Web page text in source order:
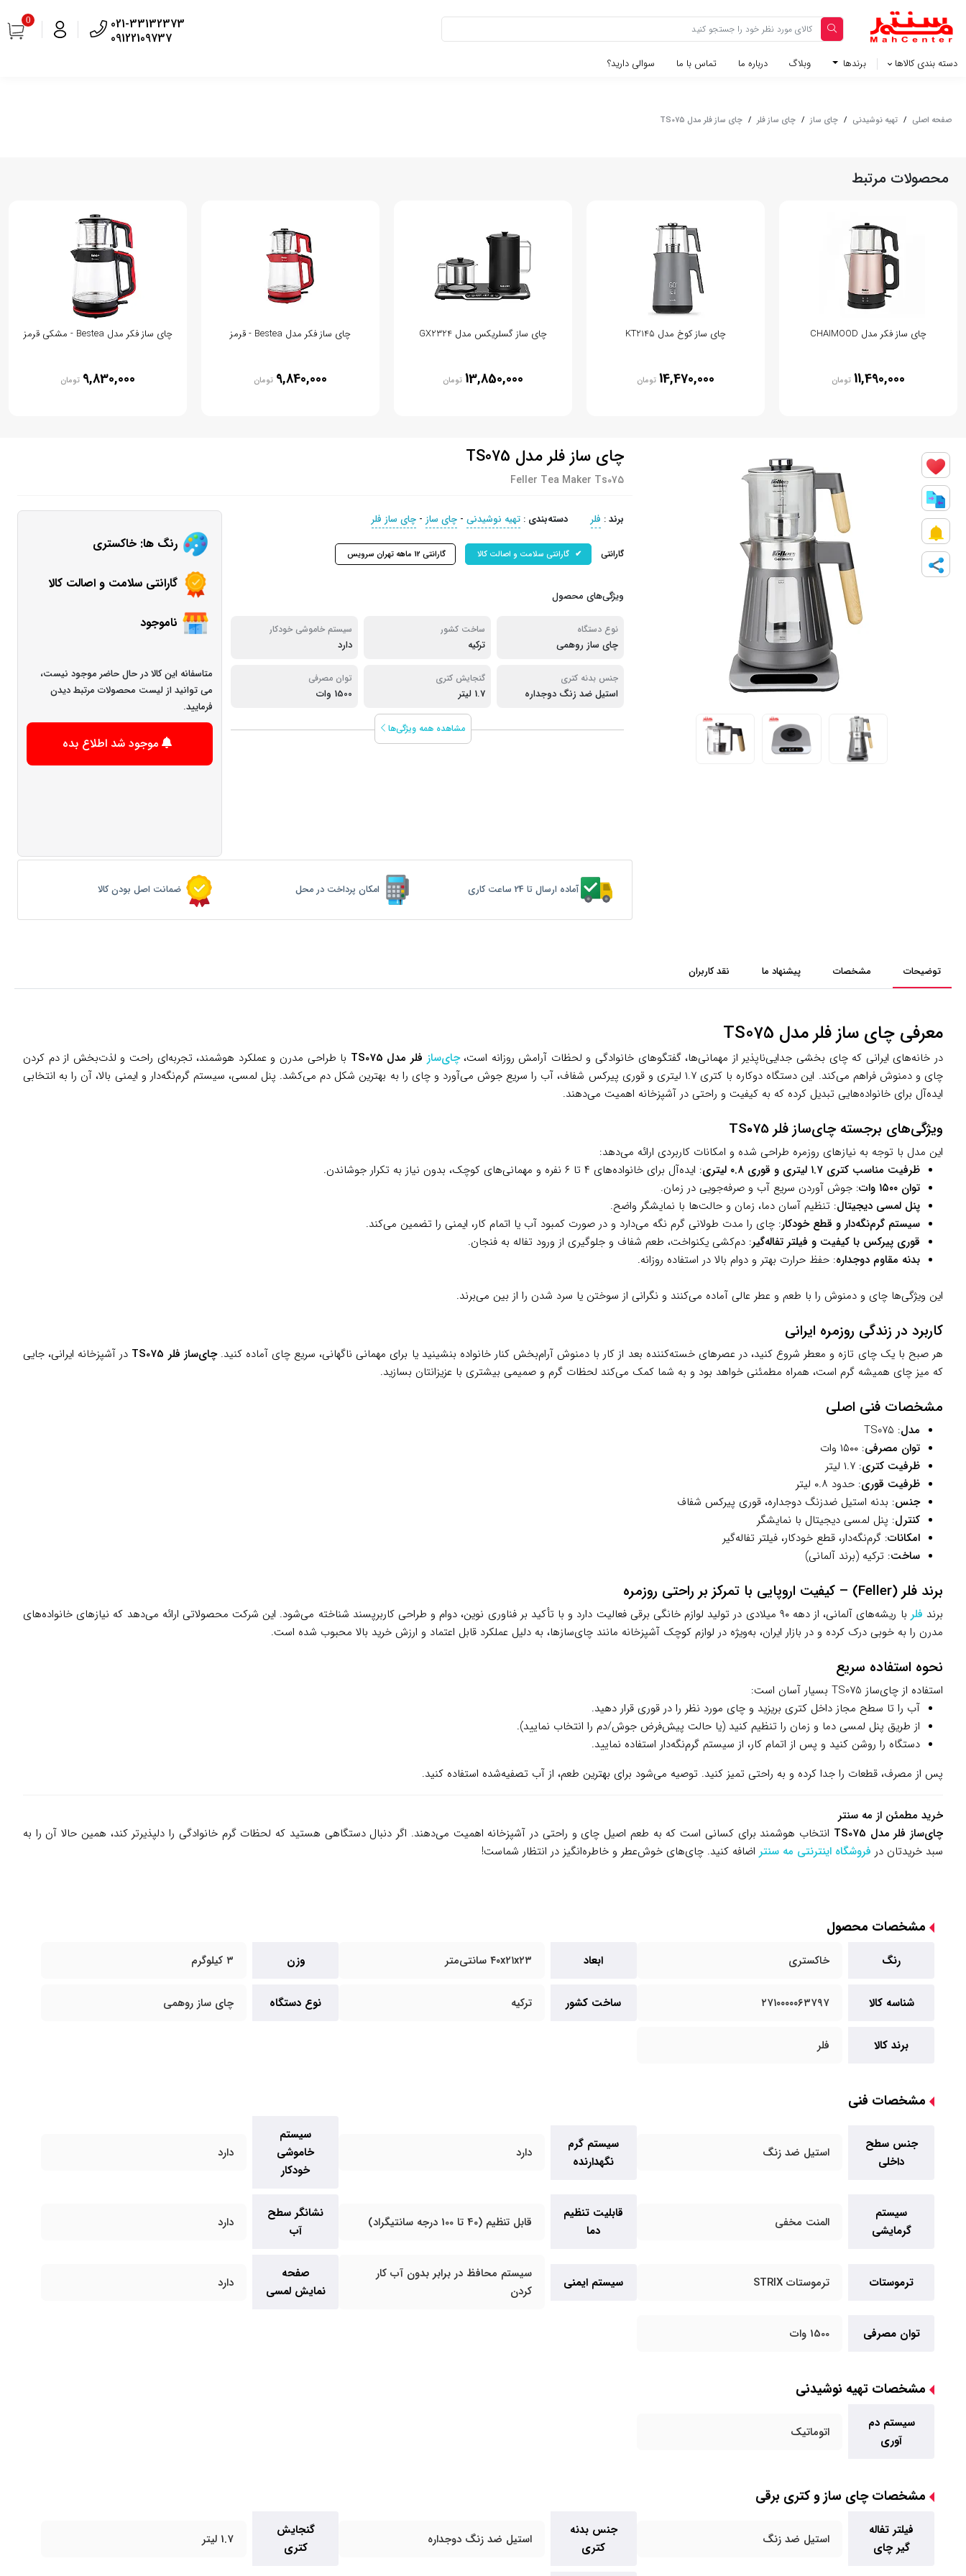
021-33132373
09122109737
0
دسته بندی کالاها برندها وبلاگ‌ درباره ما تماس با ما سوالی دارید؟
صفحه اصلی / تهیه نوشیدنی / چای ساز / چای ساز فلر / چای ساز فلر مدل TS075
محصولات مرتبط
چای ساز فکر مدل CHAIMOOD
11,490,000 تومان
چای ساز کوخ مدل KT2145
14,470,000 تومان
چای ساز گسلریکس مدل GX2324
13,850,000 تومان
چای ساز فکر مدل Bestea - قرمز
9,840,000 تومان
چای ساز فکر مدل Bestea - مشکی قرمز
9,830,000 تومان
چای ساز فلر مدل TS075
Feller Tea Maker Ts075
برند: فلر دسته‌بندی : تهیه نوشیدنی - چای ساز - چای ساز فلر
گارانتی گارانتی سلامت و اصالت کالا گارانتی 12 ماهه تهران سرویس
ویژگی‌های محصول
نوع دستگاه
چای ساز روهمی
ساخت کشور
ترکیه
سیستم خاموشی خودکار
دارد
جنس بدنه کتری
استیل ضد زنگ دوجداره
گنجایش کتری
1.7 لیتر
توان مصرفی
1500 وات
مشاهده همه ویژگی‌ها
رنگ ها: خاکستری
گارانتی سلامت و اصالت کالا
ناموجود
متاسفانه این کالا در حال حاضر موجود نیست،
می توانید از لیست محصولات مرتبط دیدن
فرمایید.
موجود شد اطلاع بده
آماده ارسال تا 24 ساعت کاری امکان پرداخت در محل ضمانت اصل بودن کالا
توضیحات مشخصات پیشنهاد ما نقد کاربران
معرفی چای ساز فلر مدل TS075
در خانه‌های ایرانی که چای بخشی جدایی‌ناپذیر از مهمانی‌ها، گفتگوهای خانوادگی و لحظات آرامش روزانه است،چای‌ساز فلر مدل TS075
با طراحی مدرن و عملکرد هوشمند، تجربه‌ای راحت و لذت‌بخش از دم کردن
چای و دمنوش فراهم می‌کند. این دستگاه دوکاره با کتری ۱.۷ لیتری و قوری پیرکس شفاف، آب را سریع جوش می‌آورد و چای را به بهترین شکل دم می‌کشد. پنل لمسی، سیستم گرم‌نگه‌دار و ایمنی بالا، آن را به انتخابی
ایده‌آل برای خانواده‌هایی تبدیل کرده که به کیفیت و راحتی در آشپزخانه اهمیت می‌دهند.
ویژگی‌های برجسته چای‌ساز فلر TS075
این مدل با توجه به نیازهای روزمره طراحی شده و امکانات کاربردی ارائه می‌دهد:
ظرفیت مناسب کتری ۱.۷ لیتری و قوری ۰.۸ لیتری
: ایده‌آل برای خانواده‌های ۴ تا ۶ نفره و مهمانی‌های کوچک، بدون نیاز به تکرار جوشاندن.
توان ۱۵۰۰ وات
: جوش آوردن سریع آب و صرفه‌جویی در زمان.
پنل لمسی دیجیتال: تنظیم آسان دما، زمان و حالت‌ها با نمایشگر واضح.
سیستم گرم‌نگه‌دار و قطع خودکار: چای را مدت طولانی گرم نگه می‌دارد و در صورت کمبود آب یا اتمام کار، ایمنی را تضمین می‌کند.
قوری پیرکس با کیفیت و فیلتر تفاله‌گیر: دم‌کشی یکنواخت، طعم شفاف و جلوگیری از ورود تفاله به فنجان.
بدنه مقاوم دوجداره: حفظ حرارت بهتر و دوام بالا در استفاده روزانه.
این ویژگی‌ها چای و دمنوش را با طعم و عطر عالی آماده می‌کنند و نگرانی از سوختن یا سرد شدن را از بین می‌برند.
کاربرد در زندگی روزمره ایرانی
هر صبح با یک چای تازه و معطر شروع کنید، در عصرهای خسته‌کننده بعد از کار با دمنوش آرام‌بخش کنار خانواده بنشینید یا برای مهمانی ناگهانی، سریع چای آماده کنید.چای‌ساز فلر TS075
در آشپزخانه ایرانی، جایی
که میز چای همیشه گرم است، همراه مطمئنی خواهد بود و به شما کمک می‌کند لحظات گرم و صمیمی بیشتری با عزیزانتان بسازید.
مشخصات فنی اصلی
مدل: TS075
توان مصرفی: ۱۵۰۰ وات
ظرفیت کتری: ۱.۷ لیتر
ظرفیت قوری: حدود ۰.۸ لیتر
جنس: بدنه استیل ضدزنگ دوجداره، قوری پیرکس شفاف
کنترل: پنل لمسی دیجیتال با نمایشگر
امکانات: گرم‌نگه‌دار، قطع خودکار، فیلتر تفاله‌گیر
ساخت: ترکیه (برند آلمانی)
برند فلر (Feller) – کیفیت اروپایی با تمرکز بر راحتی روزمره
برند فلر
با ریشه‌های آلمانی، از دهه ۹۰ میلادی در تولید لوازم خانگی برقی فعالیت دارد و با تأکید بر فناوری نوین، دوام و طراحی کاربرپسند شناخته می‌شود. این شرکت محصولاتی ارائه می‌دهد که نیازهای خانواده‌های
مدرن را به خوبی درک کرده و در بازار ایران، به‌ویژه در لوازم کوچک آشپزخانه مانند چای‌سازها، به دلیل عملکرد قابل اعتماد و ارزش خرید بالا محبوب شده است.
نحوه استفاده سریع
استفاده از چای‌ساز TS075 بسیار آسان است:
آب را تا سطح مجاز داخل کتری بریزید و چای مورد نظر را در قوری قرار دهید.
از طریق پنل لمسی دما و زمان را تنظیم کنید (یا حالت پیش‌فرض جوش/دم را انتخاب نمایید).
دستگاه را روشن کنید و پس از اتمام کار، از سیستم گرم‌نگه‌دار استفاده نمایید.
پس از مصرف، قطعات را جدا کرده و به راحتی تمیز کنید. توصیه می‌شود برای بهترین طعم، از آب تصفیه‌شده استفاده کنید.
خرید مطمئن از مه سنتر
چای‌ساز فلر مدل TS075
انتخاب هوشمند برای کسانی است که به طعم اصیل چای و راحتی در آشپزخانه اهمیت می‌دهند. اگر دنبال دستگاهی هستید که لحظات گرم خانوادگی را دلپذیرتر کند، همین حالا آن را به
سبد خریدتان در فروشگاه اینترنتی مه سنتر اضافه کنید. چای‌های خوش‌عطر و خاطره‌انگیز در انتظار شماست!
مشخصات محصول
رنگ خاکستری ابعاد ۴۰x۲۱x۲۳ سانتی‌متر وزن ۳ کیلوگرم
شناسه کالا ۲۷۱۰۰۰۰۰۶۳۷۹۷ ساخت کشور ترکیه نوع دستگاه چای ساز روهمی
برند کالا فلر
مشخصات فنی
جنس سطح
داخلی
استیل ضد زنگ
سیستم گرم
نگهدارنده
دارد
سیستم
خاموشی
خودکار
دارد
سیستم
گرمایشی
المنت مخفی
قابلیت تنظیم
دما
قابل تنظیم (40 تا 100 درجه سانتیگراد)
نشانگر سطح
آب
دارد
ترموستات ترموستات STRIX سیستم ایمنی
سیستم محافظ در برابر بدون آب کار
کردن
صفحه
نمایش لمسی
دارد
توان مصرفی 1500 وات
مشخصات تهیه نوشیدنی
سیستم دم
آوری
اتوماتیک
مشخصات چای ساز و کتری برقی
فیلتر تفاله
گیر چای
استیل ضد زنگ
جنس بدنه
کتری
استیل ضد زنگ دوجداره
گنجایش
کتری
1.7 لیتر